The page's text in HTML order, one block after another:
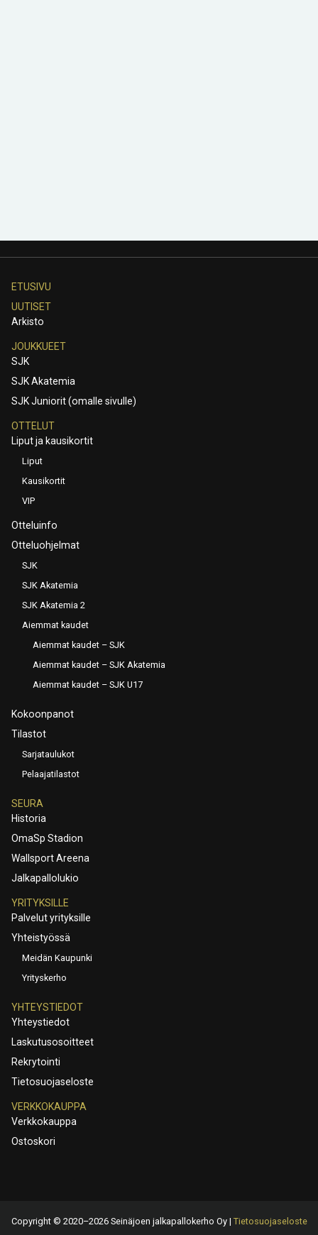
ETUSIVU
UUTISET
Arkisto
JOUKKUEET
SJK
SJK Akatemia
SJK Juniorit (omalle sivulle)
OTTELUT
Liput ja kausikortit
Liput
Kausikortit
VIP
Otteluinfo
Otteluohjelmat
SJK
SJK Akatemia
SJK Akatemia 2
Aiemmat kaudet
Aiemmat kaudet – SJK
Aiemmat kaudet – SJK Akatemia
Aiemmat kaudet – SJK U17
Kokoonpanot
Tilastot
Sarjataulukot
Pelaajatilastot
SEURA
Historia
OmaSp Stadion
Wallsport Areena
Jalkapallolukio
YRITYKSILLE
Palvelut yrityksille
Yhteistyössä
Meidän Kaupunki
Yrityskerho
YHTEYSTIEDOT
Yhteystiedot
Laskutusosoitteet
Rekrytointi
Tietosuojaseloste
VERKKOKAUPPA
Verkkokauppa
Ostoskori
Copyright © 2020–2026 Seinäjoen jalkapallokerho Oy | Tietosuojaseloste